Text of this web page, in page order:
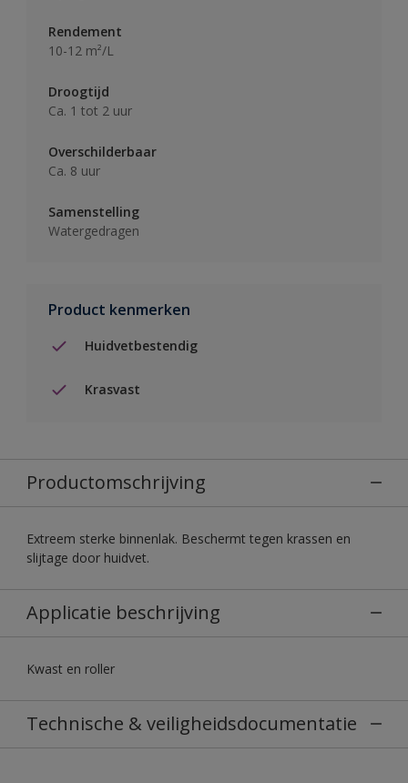
Rendement
10-12 m²/L
Droogtijd
Ca. 1 tot 2 uur
Overschilderbaar
Ca. 8 uur
Samenstelling
Watergedragen
Product kenmerken
Huidvetbestendig
Krasvast
Productomschrijving
Extreem sterke binnenlak. Beschermt tegen krassen en
slijtage door huidvet.
Applicatie beschrijving
Kwast en roller
Technische & veiligheidsdocumentatie